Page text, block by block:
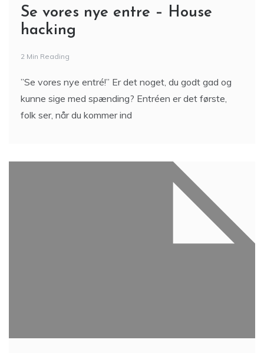
Se vores nye entre – House
hacking
2 Min Reading
”Se vores nye entré!” Er det noget, du godt gad og
kunne sige med spænding? Entréen er det første,
folk ser, når du kommer ind